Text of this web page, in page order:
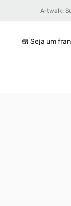
Artwalk:
Seja um